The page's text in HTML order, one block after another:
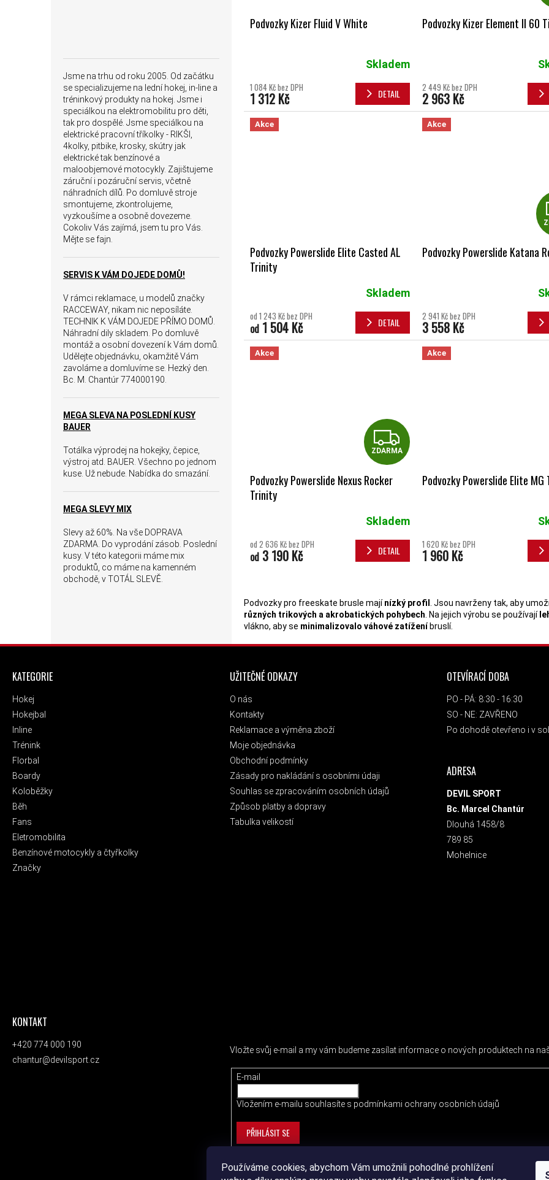
Používáme cookies, abychom Vám umožnili pohodlné prohlížení
Jsme na trhu od roku 2005. Od začátku
se specializujeme na lední hokej, in-line a
tréninkový produkty na hokej. Jsme i
speciálkou na elektromobilitu pro děti,
tak pro dospělé. Jsme speciálkou na
elektrické pracovní tříkolky - RIKŠI,
4kolky, pitbike, krosky, skútry jak
elektrické tak benzínové a
maloobjemové motocykly. Zajištujeme
záruční i pozáruční servis, včetně
náhradních dílů. Po domluvě stroje
smontujeme, zkontrolujeme,
vyzkoušíme a osobně dovezeme.
Cokoliv Vás zajímá, jsem tu pro Vás.
Mějte se fajn.
SERVIS K VÁM DOJEDE DOMŮ!
V rámci reklamace, u modelů značky
RACCEWAY, nikam nic neposíláte.
TECHNIK K VÁM DOJEDE PŘÍMO DOMŮ.
Náhradní dily skladem. Po domluvě
montáž a osobní dovezení k Vám domů.
Udělejte objednávku, okamžitě Vám
zavoláme a domluvíme se. Hezký den.
Bc. M. Chantúr 774000190.
MEGA SLEVA NA POSLEDNÍ KUSY
BAUER
Totálka výprodej na hokejky, čepice,
výstroj atd. BAUER. Všechno po jednom
kuse. Už nebude. Nabídka do smazání.
MEGA SLEVY MIX
Slevy až 60%. Na vše DOPRAVA
ZDARMA. Do vyprodání zásob. Poslední
kusy. V této kategorii máme mix
produktů, co máme na kamenném
obchodě, v TOTÁL SLEVĚ.
Podvozky Kizer Fluid V White
Skladem
1 084 Kč bez DPH
1 312 Kč DETAIL
Podvozky Kizer Element II 60 Ti
2 449 Kč bez DPH
2 963 Kč
Akce
Podvozky Powerslide Elite Casted AL
Trinity
Skladem
od 1 243 Kč bez DPH
od 1 504 Kč DETAIL
Akce
Podvozky Powerslide Katana
2 941 Kč bez DPH
3 558 Kč
Akce
ZDARMA
ZDARMA
Podvozky Powerslide Nexus Rocker
Trinity
Skladem
od 2 636 Kč bez DPH
od 3 190 Kč DETAIL
Akce
Podvozky Powerslide Elite
1 620 Kč bez DPH
1 960 Kč
Podvozky pro freeskate brusle majínízký profil . Jsou navrženy tak, aby
různých trikových a akrobatických pohybech . Na jejich výrobu se používají
vlákno, aby se minimalizovalo váhové zatížení bruslí.
ZÁPATÍ
KATEGORIE
Hokej
Hokejbal
Inline
Trénink
Florbal
Boardy
Koloběžky
Běh
Fans
Eletromobilita
Benzínové motocykly a čtyřkolky
Značky
UŽITEČNÉ ODKAZY
O nás
Kontakty
Reklamace a výměna zboží
Moje objednávka
Obchodní podmínky
Zásady pro nakládání s osobními údaji
Souhlas se zpracováním osobních údajů
Způsob platby a dopravy
Tabulka velikostí
OTEVÍRACÍ DOBA
PO - PÁ: 8:30 - 16:30
SO - NE: ZAVŘENO
Po dohodě otevřeno i v
ADRESA
DEVIL SPORT
Bc. Marcel Chantúr
Dlouhá 1458/8
789 85
Mohelnice
KONTAKT
+420 774 000 190
chantur@devilsport.cz
Vložte svůj e-mail a my vám budeme zasílat informace o nových produktech na
E-mail
Vložením e-mailu souhlasíte s podmínkami ochrany osobních údajů
PŘIHLÁSIT SE